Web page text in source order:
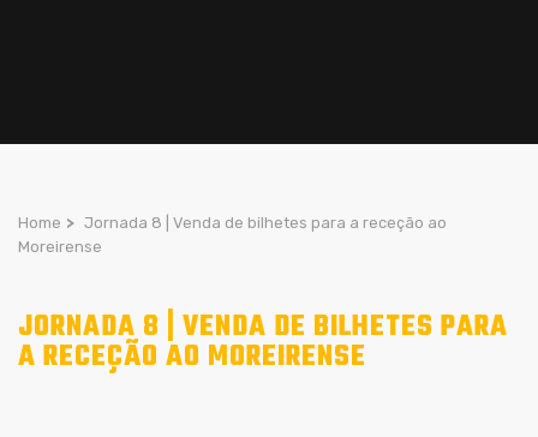
Home > Jornada 8 | Venda de bilhetes para a receção ao
Moreirense
JORNADA 8 | VENDA DE BILHETES PARA
A RECEÇÃO AO MOREIRENSE